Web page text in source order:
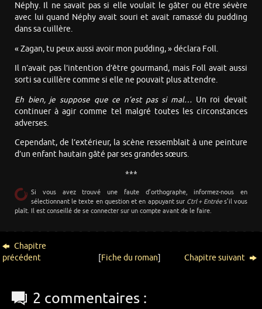
Néphy. Il ne savait pas si elle voulait le gâter ou être sévère
avec lui quand Néphy avait souri et avait ramassé du pudding
dans sa cuillère.
« Zagan, tu peux aussi avoir mon pudding, » déclara Foll.
Il n’avait pas l’intention d’être gourmand, mais Foll avait aussi
sorti sa cuillère comme si elle ne pouvait plus attendre.
Eh bien, je suppose que ce n’est pas si mal… Un roi devait
continuer à agir comme tel malgré toutes les circonstances
adverses.
Cependant, de l’extérieur, la scène ressemblait à une peinture
d’un enfant hautain gâté par ses grandes sœurs.
***
Si vous avez trouvé une faute d’orthographe, informez-nous en
sélectionnant le texte en question et en appuyant sur Ctrl + Entrées’il vous
plaît. Il est conseillé de se connecter sur un compte avant de le faire.
Chapitre
précédent
[Fiche du roman] Chapitre suivant
2 commentaires :